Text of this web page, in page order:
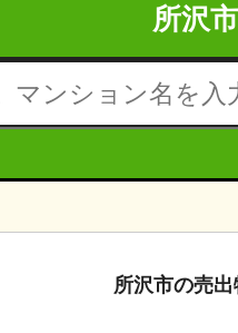
所沢
所沢市の売出